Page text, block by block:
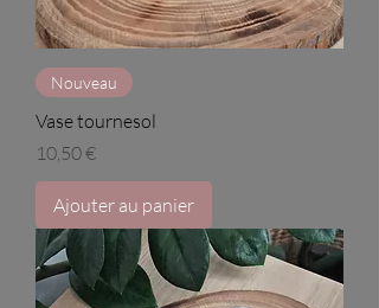
Nouveau
Vase tournesol
Prix
10,50 €
Ajouter au panier